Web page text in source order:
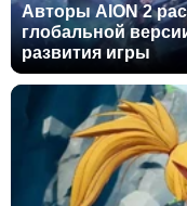
Авторы AION 2
глобальной
развития игры